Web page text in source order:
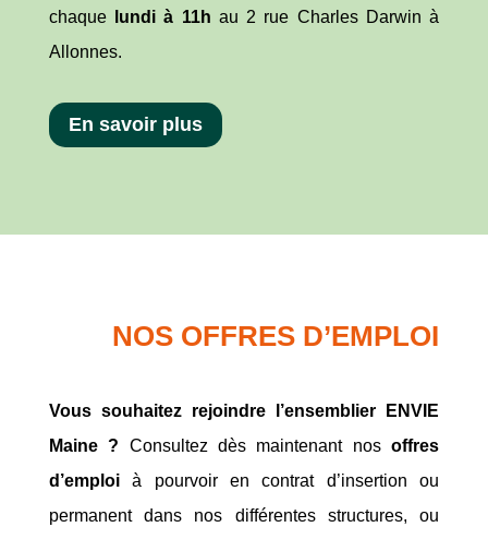
chaquelundi à 11h au 2 rue Charles Darwin à
Allonnes.
En savoir plus
NOS OFFRES D’EMPLOI
Vous souhaitez rejoindre l’ensemblier ENVIE
Maine ? Consultez dès maintenant nosoffres
d’emploià pourvoir en contrat d’insertion ou
permanent dans nos différentes structures, ou